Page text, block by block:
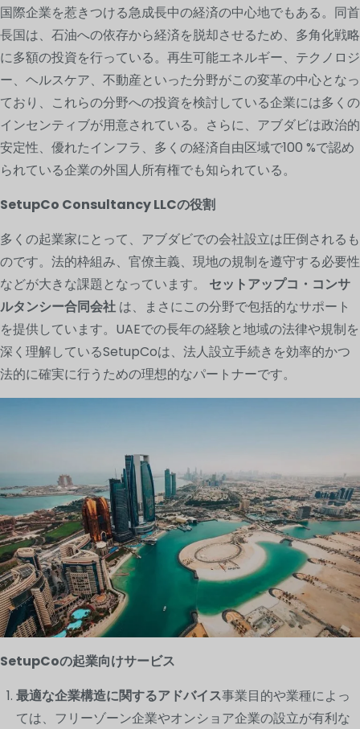
国際企業を惹きつける急成長中の経済の中心地でもある。同首
長国は、石油への依存から経済を脱却させるため、多角化戦略
に多額の投資を行っている。再生可能エネルギー、テクノロジ
ー、ヘルスケア、不動産といった分野がこの変革の中心となっ
ており、これらの分野への投資を検討している企業には多くの
インセンティブが用意されている。さらに、アブダビは政治的
安定性、優れたインフラ、多くの経済自由区域で100 %で認め
られている企業の外国人所有権でも知られている。
SetupCo Consultancy LLCの役割
多くの起業家にとって、アブダビでの会社設立は圧倒されるも
のです。法的枠組み、官僚主義、現地の規制を遵守する必要性
などが大きな課題となっています。 セットアップコ・コンサ
ルタンシー合同会社 は、まさにこの分野で包括的なサポート
を提供しています。UAEでの長年の経験と地域の法律や規制を
深く理解しているSetupCoは、法人設立手続きを効率的かつ
法的に確実に行うための理想的なパートナーです。
SetupCoの起業向けサービス
最適な企業構造に関するアドバイス事業目的や業種によっ
ては、フリーゾーン企業やオンショア企業の設立が有利な